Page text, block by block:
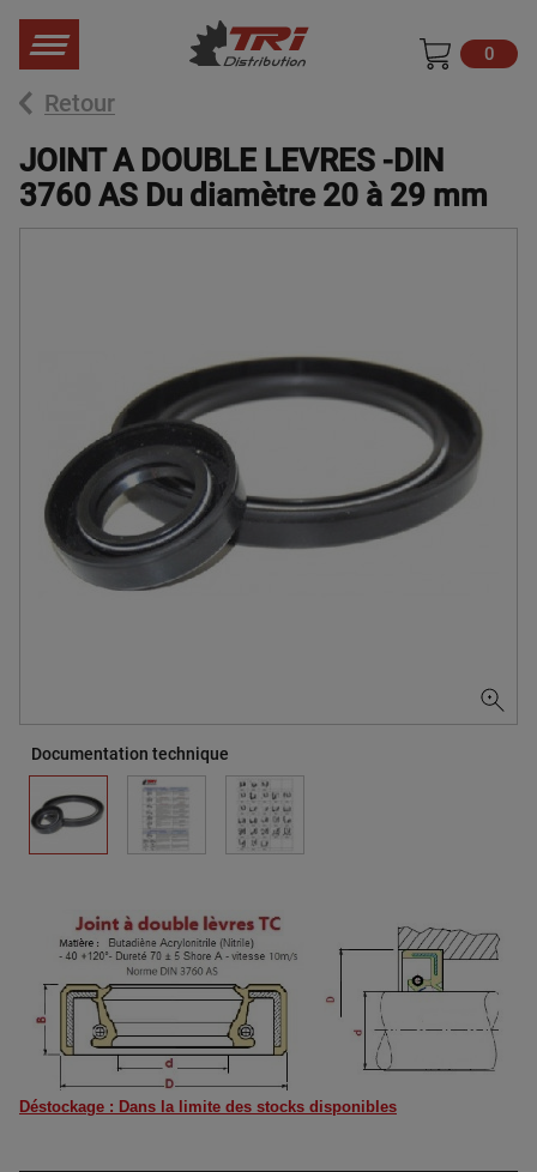
0
Retour
JOINT A DOUBLE LEVRES -DIN
3760 AS Du diamètre 20 à 29 mm
Documentation technique
Déstockage : Dans la limite des stocks disponibles